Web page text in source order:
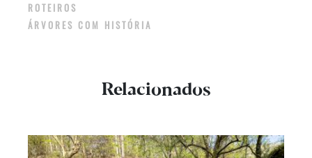
ROTEIROS
ÁRVORES COM HISTÓRIA
Relacionados